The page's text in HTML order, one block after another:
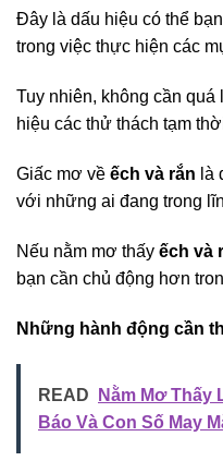
Đây là dấu hiệu có thể
trong việc thực hiện các
Tuy nhiên, không cần
hiệu các thử thách tạm
Giấc mơ về ếch và rắn là
với những ai đang trong
Nếu nằm mơ thấy ếch và
bạn cần chủ động hơn
Những hành động cần
READ
Nằm Mơ Thấy
Báo Và Con Số May